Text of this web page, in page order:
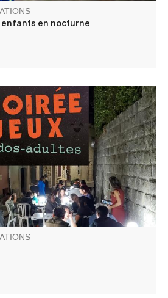
en nocturne
: coopération, ambiance,
… pour ados-adultes animé
Bulles à jeux.